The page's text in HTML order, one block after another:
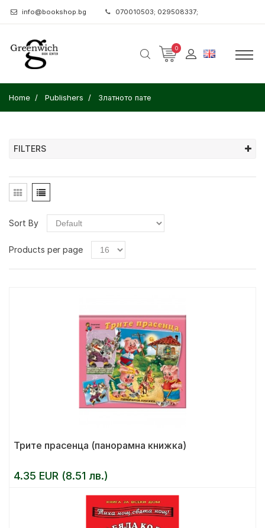
info@bookshop.bg 070010503; 029508337;
0
Home Publishers Златното пате
FILTERS
Sort By
Products per page
Трите прасенца (панорамна книжка)
4.35 EUR (8.51 лв.)